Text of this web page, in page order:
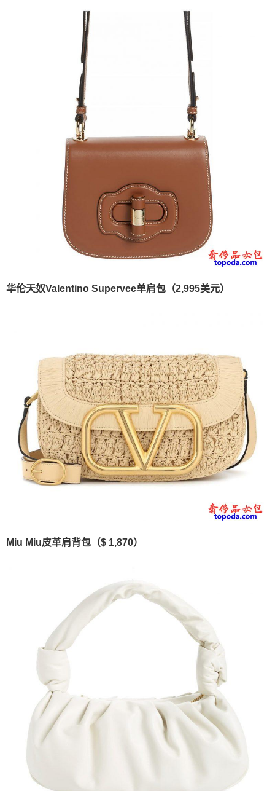
华伦天奴Valentino Supervee单肩包（2,995美元）
Miu Miu皮革肩背包（$ 1,870）